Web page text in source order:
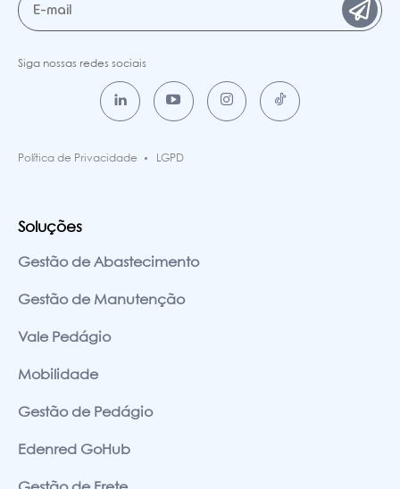
Siga nossas redes sociais
Política de Privacidade LGPD
Soluções
Gestão de Abastecimento
Gestão de Manutenção
Vale Pedágio
Mobilidade
Gestão de Pedágio
Edenred GoHub